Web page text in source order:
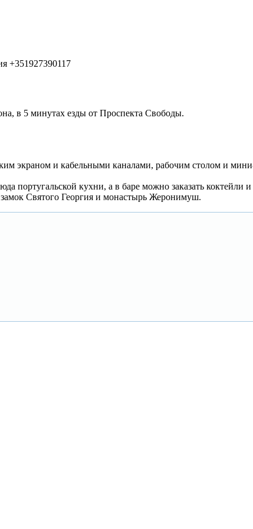
+351927390117
в 5 минутах езды от Проспекта Свободы.
экраном и кабельными каналами, рабочим столом и
португальской кухни, а в баре можно заказать коктейли и
Святого Георгия и монастырь Жеронимуш.